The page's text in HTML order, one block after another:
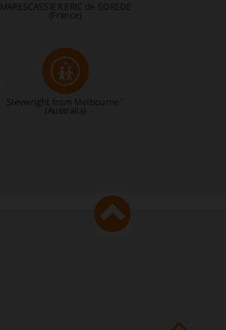
MARESCASSIER ERIC de SOREDE
(France)
Sievwright from Melbourne`
(Australia)